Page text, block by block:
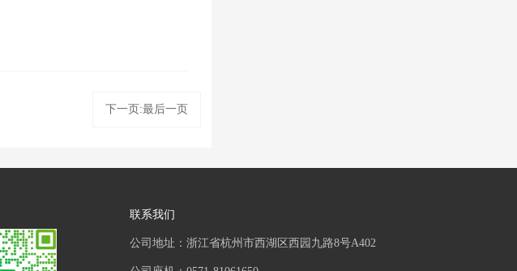
下一页:最后一页
联系我们
公司地址：浙江省杭州市西湖区西园九路8号A402